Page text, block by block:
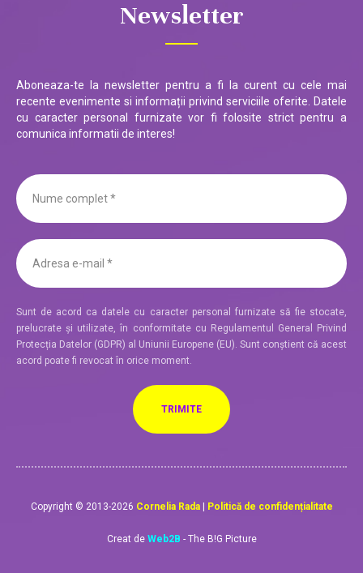
Newsletter
Aboneaza-te la newsletter pentru a fi la curent cu cele mai
recente evenimente si informații privind serviciile oferite. Datele
cu caracter personal furnizate vor fi folosite strict pentru a
comunica informatii de interes!
Sunt de acord ca datele cu caracter personal furnizate să fie stocate,
prelucrate și utilizate, în conformitate cu Regulamentul General Privind
Protecția Datelor (GDPR) al Uniunii Europene (EU). Sunt conștient că acest
acord poate fi revocat în orice moment.
Copyright © 2013-2026 Cornelia Rada| Politică de confidențialitate
Creat de Web2B - The B!G Picture